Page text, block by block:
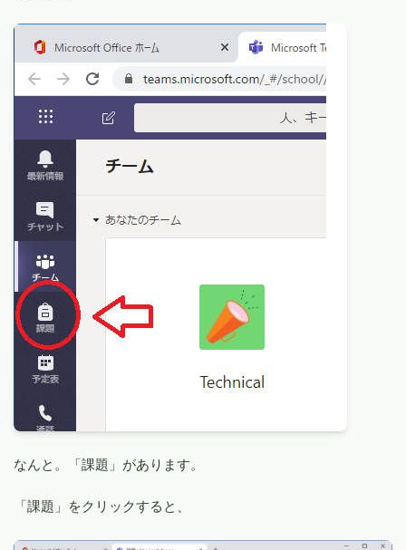
なんと。「課題」があります。
「課題」をクリックすると、